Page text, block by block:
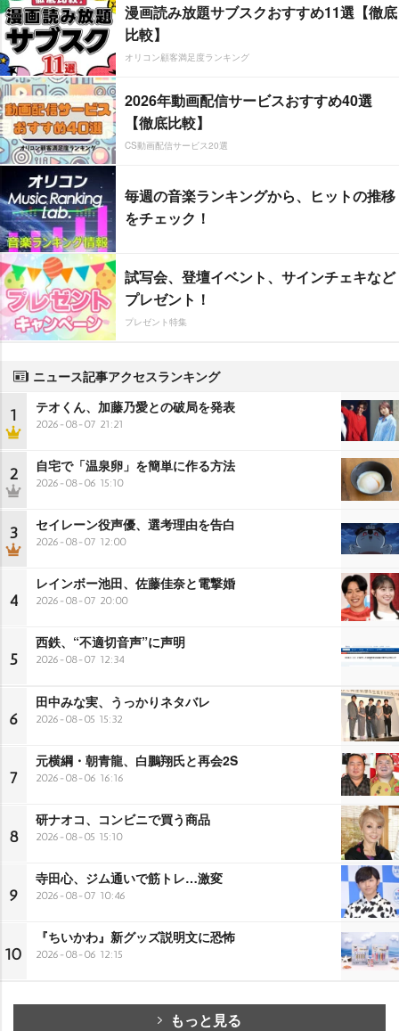
漫画読み放題サブスクおすすめ11選【徹底
比較】
オリコン顧客満足度ランキング
2026年動画配信サービスおすすめ40選
【徹底比較】
CS動画配信サービス20選
毎週の音楽ランキングから、ヒットの推移
をチェック！
試写会、登壇イベント、サインチェキなど
プレゼント！
プレゼント特集
ニュース記事アクセスランキング
1 テオくん、加藤乃愛との破局を発表
2026-08-07 21:21
2 自宅で「温泉卵」を簡単に作る方法
2026-08-06 15:10
3 セイレーン役声優、選考理由を告白
2026-08-07 12:00
4
レインボー池田、佐藤佳奈と電撃婚
2026-08-07 20:00
5
西鉄、“不適切音声”に声明
2026-08-07 12:34
6
田中みな実、うっかりネタバレ
2026-08-05 15:32
7
元横綱・朝青龍、白鵬翔氏と再会2S
2026-08-06 16:16
8
研ナオコ、コンビニで買う商品
2026-08-05 15:10
9
寺田心、ジム通いで筋トレ…激変
2026-08-07 10:46
10
『ちいかわ』新グッズ説明文に恐怖
2026-08-06 12:15
もっと見る